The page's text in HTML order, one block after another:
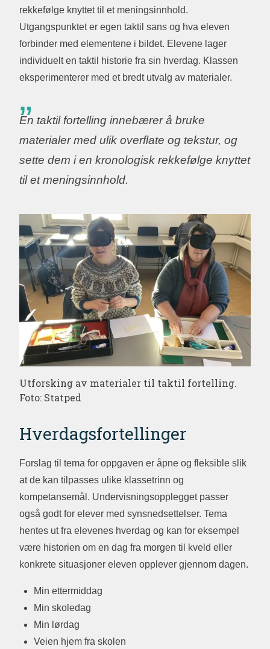
rekkefølge knyttet til et meningsinnhold.
Utgangspunktet er egen taktil sans og hva eleven
forbinder med elementene i bildet. Elevene lager
individuelt en taktil historie fra sin hverdag. Klassen
eksperimenterer med et bredt utvalg av materialer.
En taktil fortelling innebærer å bruke
materialer med ulik overflate og tekstur, og
sette dem i en kronologisk rekkefølge knyttet
til et meningsinnhold.
Utforsking av materialer til taktil fortelling.
Foto: Statped
Hverdagsfortellinger
Forslag til tema for oppgaven er åpne og fleksible slik
at de kan tilpasses ulike klassetrinn og
kompetansemål. Undervisningsopplegget passer
også godt for elever med synsnedsettelser. Tema
hentes ut fra elevenes hverdag og kan for eksempel
være historien om en dag fra morgen til kveld eller
konkrete situasjoner eleven opplever gjennom dagen.
Min ettermiddag
Min skoledag
Min lørdag
Veien hjem fra skolen